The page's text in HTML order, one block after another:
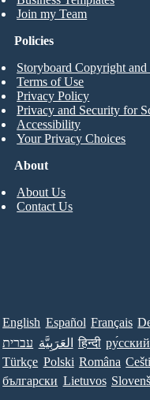
Join my Team
About
About Us
Contact Us
Policies
Storyboard Copyright and
Terms of Use
Privacy Policy
Privacy and Security for
Accessibility
Your Privacy Choices
English Español Français
עברית العَرَبِيَّة हिन्दी
Türkçe Polski Româna
български Lietuvos